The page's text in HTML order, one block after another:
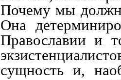
Почему мы
Она
Православии и
сущность и,